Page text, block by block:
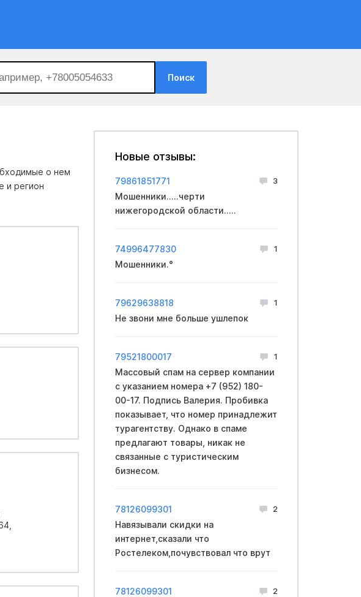
Поиск
о нем
и регион
Новые отзывы:
79861851771 3
Мошенники.....черти
нижегородской области.....
74996477830 1
Мошенники.°
79629638818 1
Не звони мне больше ушлепок
79521800017 1
Массовый спам на сервер компании
с указанием номера +7 (952) 180-
00-17. Подпись Валерия. Пробивка
показывает, что номер принадлежит
турагентству. Однако в спаме
предлагают товары, никак не
связанные с туристическим
бизнесом.
78126099301 2
Навязывали скидки на
интернет,сказали что
Ростелеком,почувствовал что врут
78126099301 2